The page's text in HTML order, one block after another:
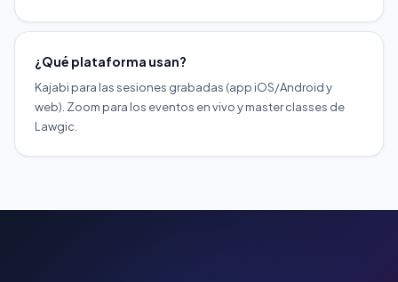
¿Qué plataforma usan?
Kajabi para las sesiones grabadas (app iOS/Android y
web). Zoom para los eventos en vivo y master classes de
Lawgic.